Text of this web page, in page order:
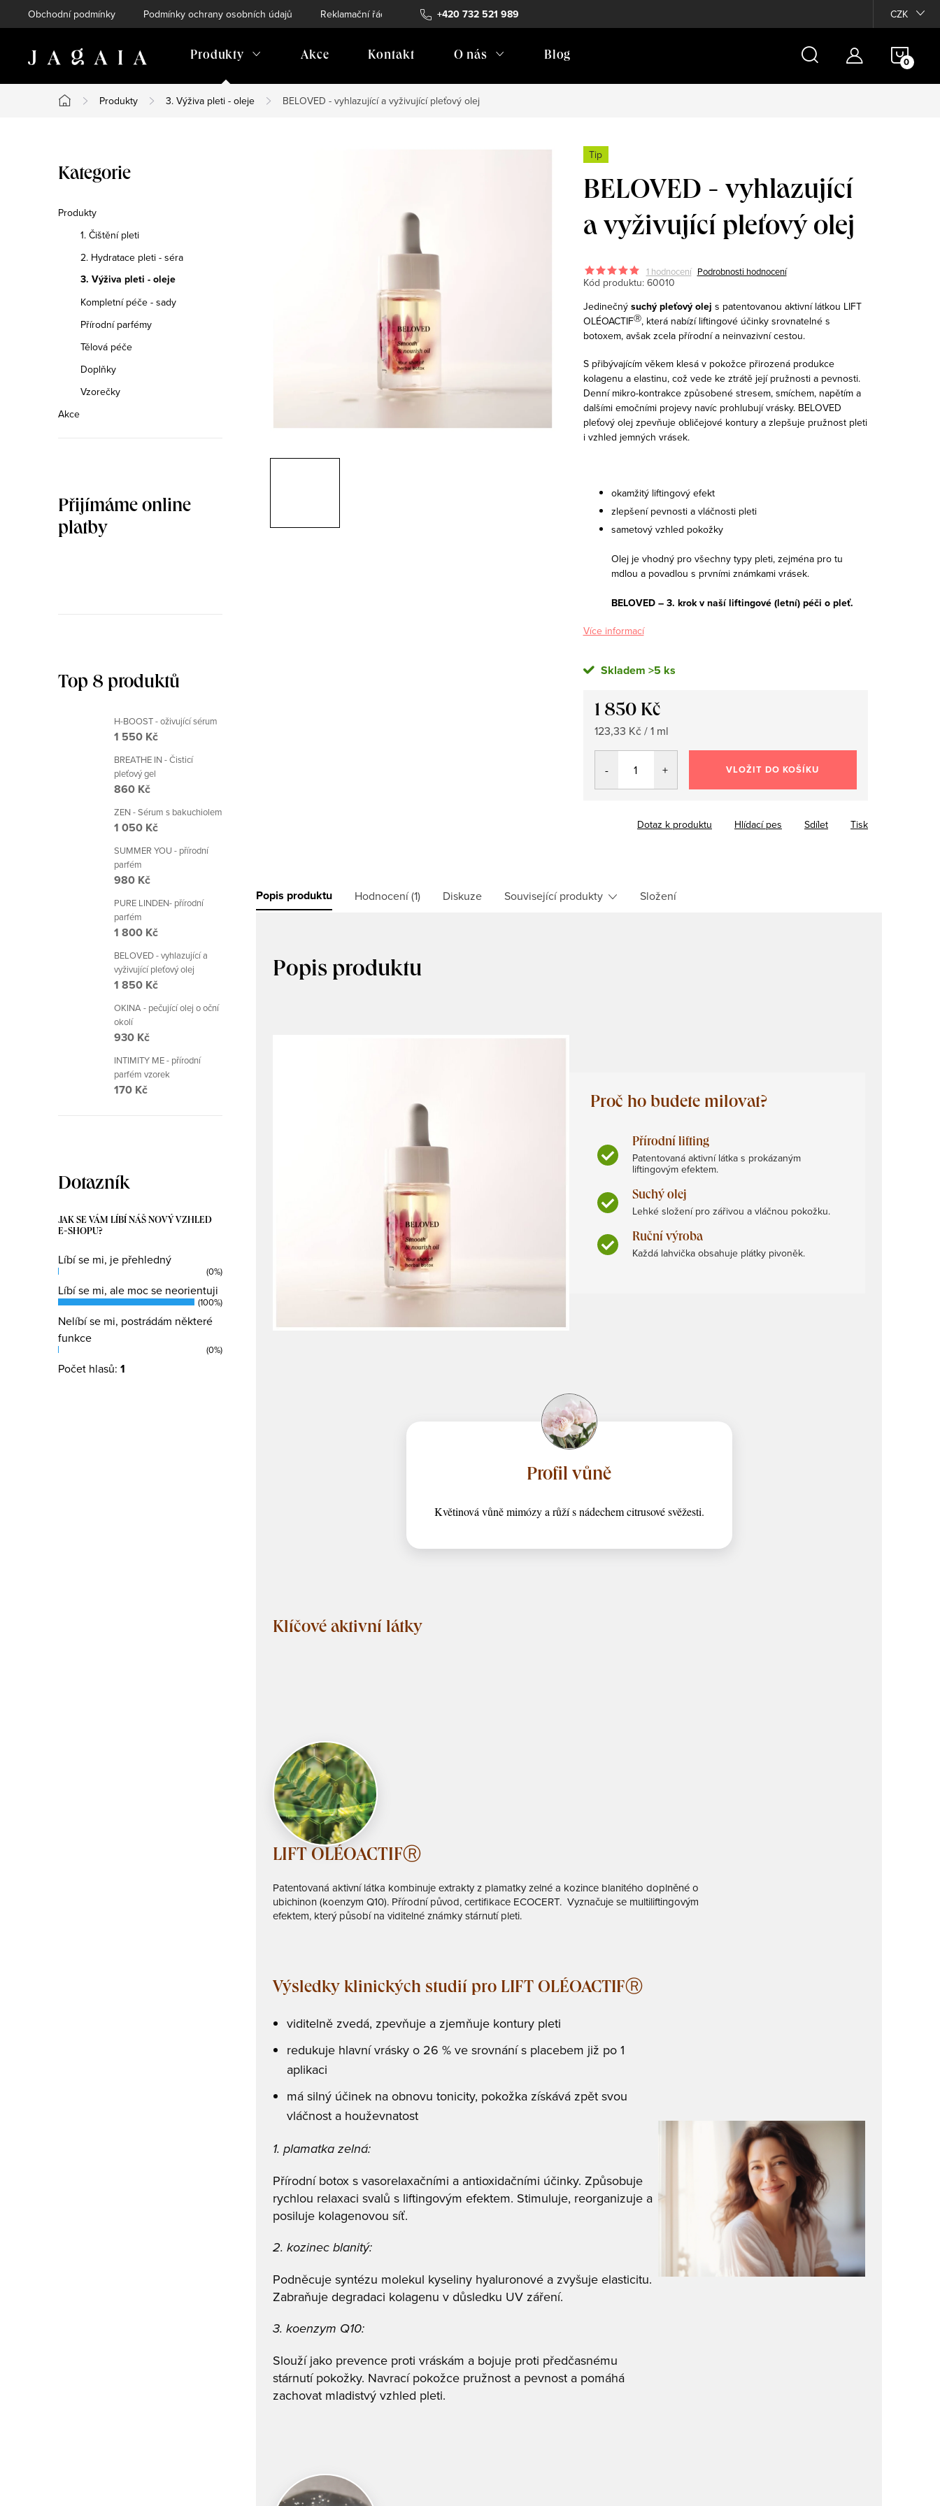
na
+420 732 521 989
Obchodní podmínky Podmínky ochrany osobních údajů Reklamační řád Vrácení zboží Doprava CZK
Produkty Akce Kontakt O nás Blog
Domů
Produkty 3. Výživa pleti - oleje BELOVED - vyhlazující a vyživující pleťový olej
o
s
l
Přeskočit
Kategorie
Produkty
1. Čištění pleti
2. Hydratace pleti - séra
3. Výživa pleti - oleje
Kompletní péče - sady
Přírodní parfémy
Tělová péče
Doplňky
Vzorečky
Akce
Přijímáme online
platby
Top 8 produktů
H-BOOST - oživující sérum
1 550 Kč
BREATHE IN - Čisticí
pleťový gel
860 Kč
ZEN - Sérum s bakuchiolem
1 050 Kč
SUMMER YOU - přírodní
parfém
980 Kč
PURE LINDEN- přírodní
parfém
1 800 Kč
BELOVED - vyhlazující a
vyživující pleťový olej
1 850 Kč
OKINA - pečující olej o oční
okolí
930 Kč
INTIMITY ME - přírodní
parfém vzorek
170 Kč
Dotazník
JAK SE VÁM LÍBÍ NÁŠ NOVÝ VZHLED
E-SHOPU?
Líbí se mi, je přehledný
(0%)
Líbí se mi, ale moc se neorientuji
(100%)
Nelíbí se mi, postrádám některé
funkce
(0%)
Počet hlasů: 1
Tip
BELOVED - vyhlazující
a vyživující pleťový olej
1 hodnocení Podrobnosti hodnocení
Kód produktu: 60010
Jedinečný suchý pleťový olej s patentovanou aktivní látkou LIFT
OLÉOACTIFⓇ, která nabízí liftingové účinky srovnatelné s
botoxem, avšak zcela přírodní a neinvazivní cestou.
S přibývajícím věkem klesá v pokožce přirozená produkce
kolagenu a elastinu, což vede ke ztrátě její pružnosti a pevnosti.
Denní mikro-kontrakce způsobené stresem, smíchem, napětím a
dalšími emočními projevy navíc prohlubují vrásky. BELOVED
pleťový olej zpevňuje obličejové kontury a zlepšuje pružnost pleti
i vzhled jemných vrásek.
okamžitý liftingový efekt
zlepšení pevnosti a vláčnosti pleti
sametový vzhled pokožky
Olej je vhodný pro všechny typy pleti, zejména pro tu
mdlou a povadlou s prvními známkami vrásek.
BELOVED – 3. krok v naší liftingové (letní) péči o pleť.
Více informací
Skladem >5 ks
1 850 Kč
Měrná
cena:
123,33 Kč / 1 ml
VLOŽIT DO KOŠÍKU
Tisk
Dotaz k produktu Hlídací pes Sdílet
Popis produktu Hodnocení (1) Diskuze Související produkty Složení
Popis produktu
Proč ho budete milovat?
Přírodní lifting
Patentovaná aktivní látka s prokázaným
liftingovým efektem.
Suchý olej
Lehké složení pro zářivou a vláčnou pokožku.
Ruční výroba
Každá lahvička obsahuje plátky pivoněk.
Profil vůně
Květinová vůně mimózy a růží s nádechem citrusové svěžesti.
Klíčové aktivní látky
LIFT OLÉOACTIFⓇ
Patentovaná aktivní látka kombinuje extrakty z plamatky zelné a kozince blanitého doplněné o
ubichinon (koenzym Q10). Přírodní původ, certifikace ECOCERT. Vyznačuje se multiliftingovým
efektem, který působí na viditelné známky stárnutí pleti.
Výsledky klinických studií pro LIFT OLÉOACTIFⓇ
viditelně zvedá, zpevňuje a zjemňuje kontury pleti
redukuje hlavní vrásky o 26 % ve srovnání s placebem již po 1
aplikaci
má silný účinek na obnovu tonicity, pokožka získává zpět svou
vláčnost a houževnatost
1. plamatka zelná:
Přírodní botox s vasorelaxačními a antioxidačními účinky. Způsobuje
rychlou relaxaci svalů s liftingovým efektem. Stimuluje, reorganizuje a
posiluje kolagenovou síť.
2. kozinec blanitý:
Podněcuje syntézu molekul kyseliny hyaluronové a zvyšuje elasticitu.
Zabraňuje degradaci kolagenu v důsledku UV záření.
3. koenzym Q10:
Slouží jako prevence proti vráskám a bojuje proti předčasnému
stárnutí pokožky. Navrací pokožce pružnost a pevnost a pomáhá
zachovat mladistvý vzhled pleti.